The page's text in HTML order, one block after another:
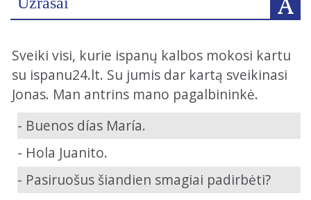
Sveiki visi, kurie ispanų kalbos mokosi kartu
su ispanu24.lt. Su jumis dar kartą sveikinasi
Jonas. Man antrins mano pagalbininkė.
- Buenos días María.
- Hola Juanito.
- Pasiruošus šiandien smagiai padirbėti?